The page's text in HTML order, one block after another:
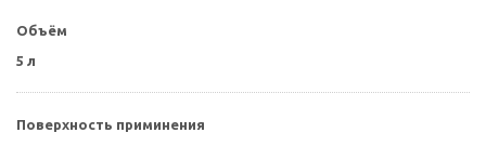
Объём
5 л
Поверхность приминения